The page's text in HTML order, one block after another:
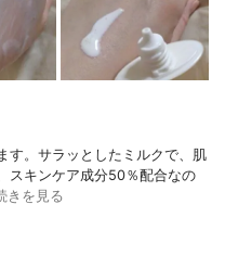
す。サラッとしたミルクで、肌
スキンケア成分50％配合なの
きを見る